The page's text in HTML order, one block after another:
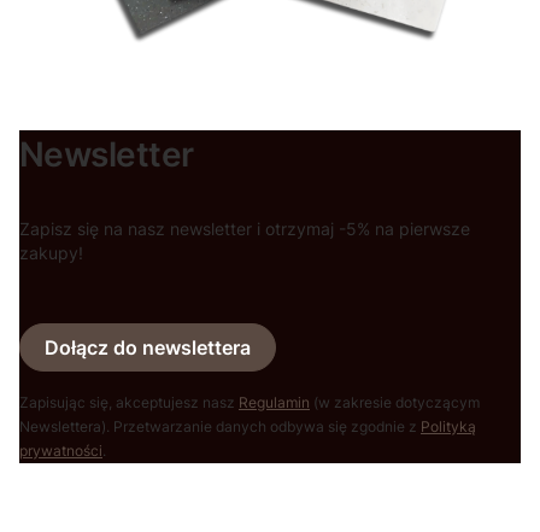
Newsletter
Zapisz się na nasz newsletter i otrzymaj -5% na pierwsze
zakupy!
Dołącz do newslettera
Zapisując się, akceptujesz nasz Regulamin (w zakresie dotyczącym
Newslettera). Przetwarzanie danych odbywa się zgodnie z Polityką
prywatności.